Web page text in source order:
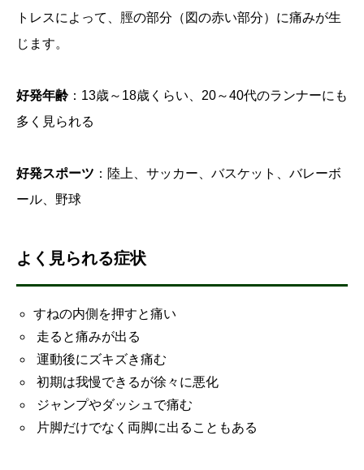
トレスによって、脛の部分（図の赤い部分）に痛みが生
じます。
好発年齢 ：13歳～18歳くらい、20～40代のランナーにも
多く見られる
好発スポーツ ：陸上、サッカー、バスケット、バレーボ
ール、野球
よく見られる症状
すねの内側を押すと痛い
走ると痛みが出る
運動後にズキズき痛む
初期は我慢できるが徐々に悪化
ジャンプやダッシュで痛む
片脚だけでなく両脚に出ることもある